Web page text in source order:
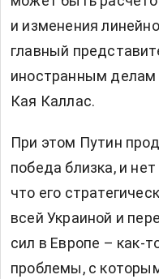
и изменения
главный
иностранным делам
Кая Каллас.
При этом Путин
победа близка, и
что его
всей Украиной и
сил в Европе – как-
проблемы, с